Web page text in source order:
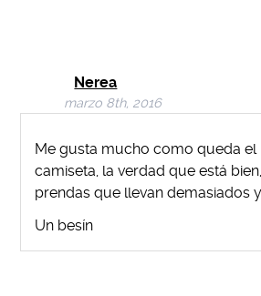
Nerea
marzo 8th, 2016
Me gusta mucho como queda el
camiseta, la verdad que está
prendas que llevan demasiados
Un besín